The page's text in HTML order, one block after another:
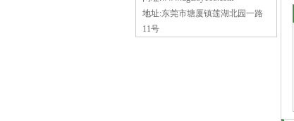
地址:东莞市塘厦镇莲湖北园一路
11号